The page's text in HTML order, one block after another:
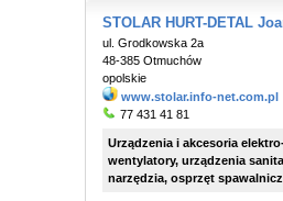
STOLAR HURT-DETAL
ul. Grodkowska 2a
48-385 Otmuchów
opolskie
www.stolar.info-net.com.pl
77 431 41 81
Urządzenia i akcesoria
wentylatory, urządzenia
narzędzia, osprzęt